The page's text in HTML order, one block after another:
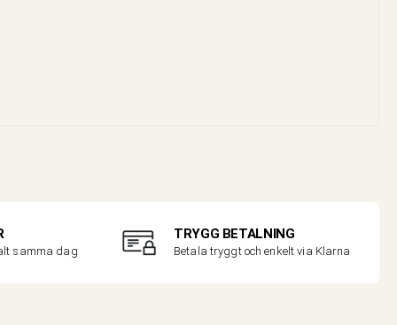
samma dag
TRYGG BETALNING
Betala tryggt och enkelt via Klarna